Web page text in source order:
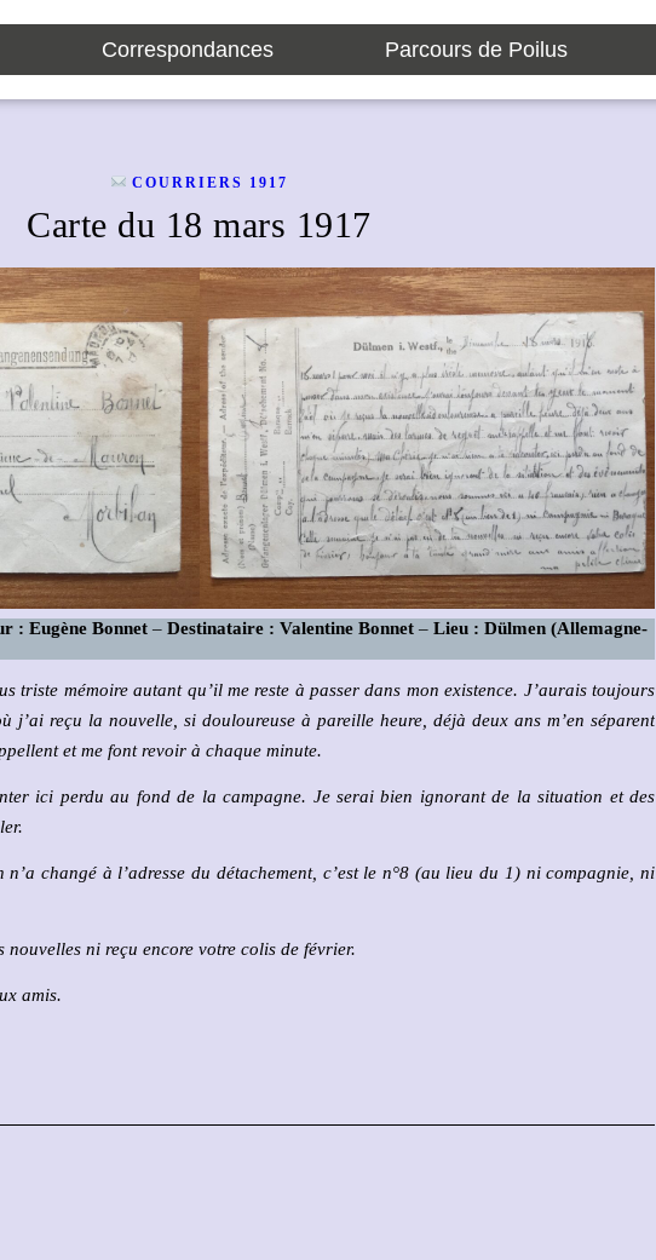
Correspondances Parcours de Poilus
COURRIERS 1917
Carte du 18 mars 1917
: Eugène Bonnet – Destinataire : Valentine Bonnet – Lieu : Dülmen (Allemagne-
triste mémoire autant qu’il me reste à passer dans mon existence. J’aurais toujours
j’ai reçu la nouvelle, si douloureuse à pareille heure, déjà deux ans m’en séparent
et me font revoir à chaque minute.
ici perdu au fond de la campagne. Je serai bien ignorant de la situation et des
changé à l’adresse du détachement, c’est le n°8 (au lieu du 1) ni compagnie, ni
nouvelles ni reçu encore votre colis de février.
amis.